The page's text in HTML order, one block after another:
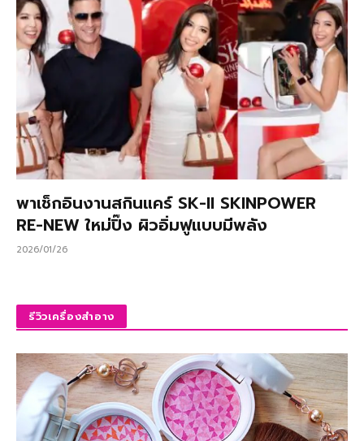
พาเช็กอินงานสกินแคร์ SK-II SKINPOWER
RE-NEW ใหม่ปิ๊ง ผิวอิ่มฟูแบบมีพลัง
2026/01/26
รีวิวเครื่องสำอาง